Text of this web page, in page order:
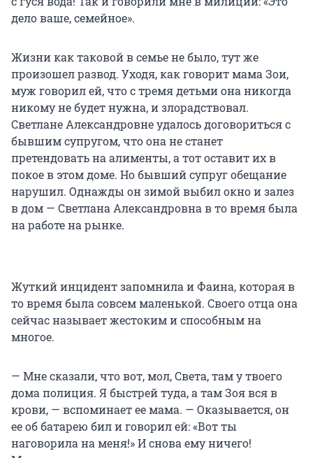
дело ваше, семейное».
Жизни как таковой в семье не было, тут же
произошел развод. Уходя, как говорит мама Зои,
муж говорил ей, что с тремя детьми она никогда
никому не будет нужна, и злорадствовал.
Светлане Александровне удалось договориться с
бывшим супругом, что она не станет
претендовать на алименты, а тот оставит их в
покое в этом доме. Но бывший супруг обещание
нарушил. Однажды он зимой выбил окно и залез
в дом — Светлана Александровна в то время была
на работе на рынке.
Жуткий инцидент запомнила и Фаина, которая в
то время была совсем маленькой. Своего отца она
сейчас называет жестоким и способным на
многое.
— Мне сказали, что вот, мол, Света, там у твоего
дома полиция. Я быстрей туда, а там Зоя вся в
крови, — вспоминает ее мама. — Оказывается, он
ее об батарею бил и говорил ей: «Вот ты
наговорила на меня!» И снова ему ничего!